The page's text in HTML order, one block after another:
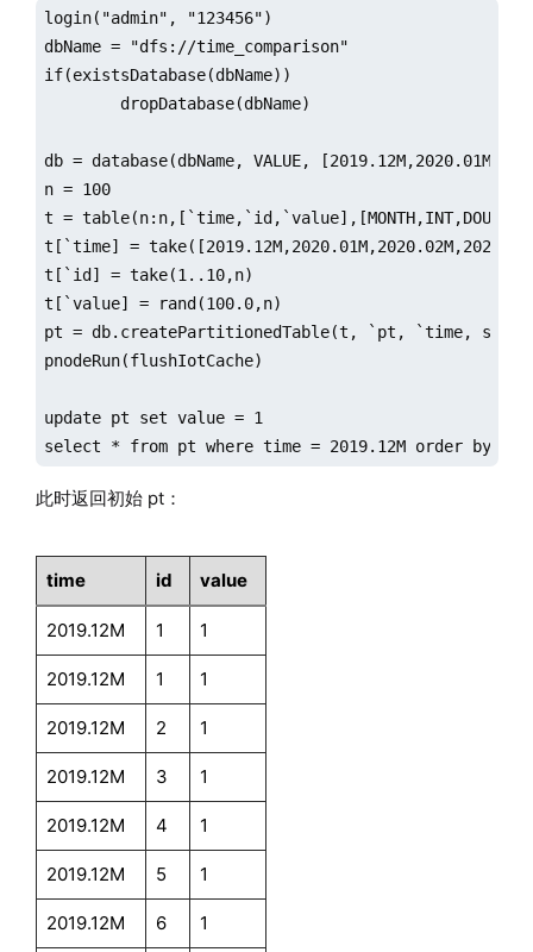
login("admin", "123456")
dbName = "dfs://time_comparison"
if(existsDatabase(dbName))
db = database(dbName, VALUE,
n = 100
t =
t[`time] =
t[`id] = take(1..10,n)
t[`value] = rand(100.0,n)
pt = db.createPartitionedTable(t, `pt, `time,
pnodeRun(flushIotCache)
update pt set value = 1
select * from pt where time = 2019.12M order by
此时返回初始 pt：
time id value
2019.12M 1 1
2019.12M 1 1
2019.12M 2 1
2019.12M 3 1
2019.12M 4 1
2019.12M 5 1
2019.12M 6 1